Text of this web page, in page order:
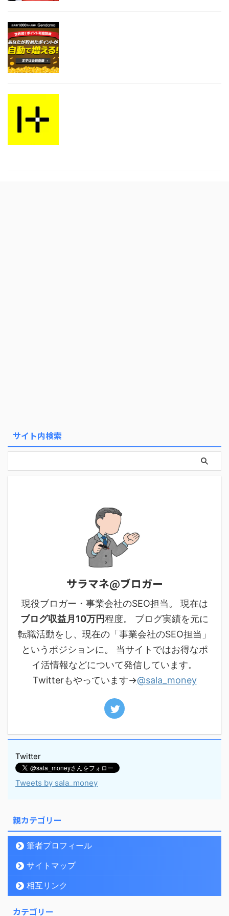
サイト内検索
サラマネ@ブロガー
現役ブロガー・事業会社のSEO担当。 現在は
ブログ収益月10万円程度。 ブログ実績を元に
転職活動をし、現在の「事業会社のSEO担当」
というポジションに。 当サイトではお得なポ
イ活情報などについて発信しています。
Twitterもやっています→@sala_money
Twitter
Tweets by sala_money
親カテゴリー
筆者プロフィール
サイトマップ
相互リンク
カテゴリー